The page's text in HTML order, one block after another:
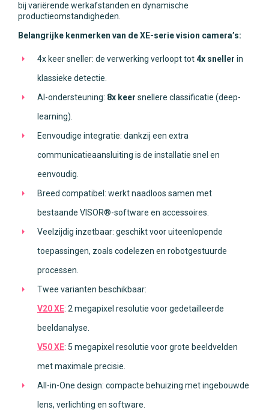
bij variërende werkafstanden en dynamische
productieomstandigheden.
Belangrijke kenmerken van de XE-serie vision camera’s:
4x keer sneller: de verwerking verloopt tot4x sneller in
klassieke detectie.
AI-ondersteuning: 8x keer snellere classificatie (deep-
learning).
Eenvoudige integratie: dankzij een extra
communicatieaansluiting is de installatie snel en
eenvoudig.
Breed compatibel: werkt naadloos samen met
bestaande VISOR®-software en accessoires.
Veelzijdig inzetbaar: geschikt voor uiteenlopende
toepassingen, zoals codelezen en robotgestuurde
processen.
Twee varianten beschikbaar:
V20 XE: 2 megapixel resolutie voor gedetailleerde
beeldanalyse.
V50 XE: 5 megapixel resolutie voor grote beeldvelden
met maximale precisie.
All-in-One design: compacte behuizing met ingebouwde
lens, verlichting en software.